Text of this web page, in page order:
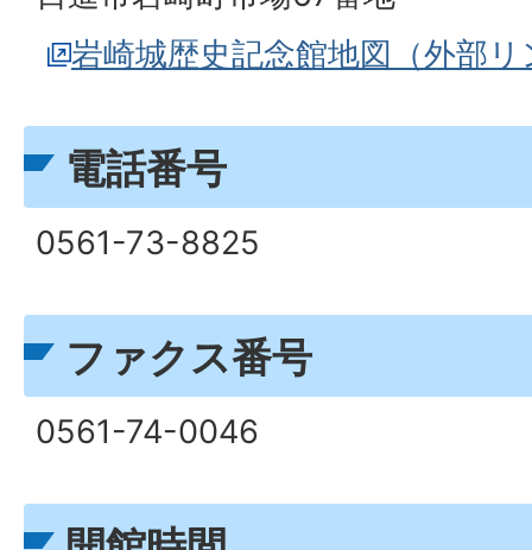
岩崎城歴史記念館地図（外部
電話番号
0561-73-8825
ファクス番号
0561-74-0046